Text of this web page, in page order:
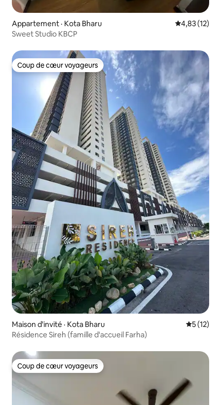
Appartement · Kota Bharu Note
4,83 (12)
Sweet Studio KBCP
Coup de cœur voyageurs
Coup de cœur voyageurs
Maison d'invité · Kota Bharu Note
5 (12)
Résidence Sireh (famille d'accueil Farha)
Coup de cœur voyageurs
Coup de cœur voyageurs